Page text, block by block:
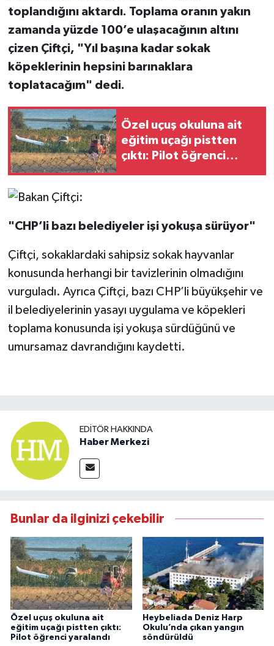
toplandığını aktardı. Toplama oranın yakın
zamanda yüzde 100’e ulaşacağının altını
çizen Çiftçi, "Yıl başına kadar sokak
köpeklerinin hepsini barınaklara
toplatacağım" dedi.
Özel uçuş okuluna ait
eğitim uçağı pistten
çıktı: Pilot öğrenci
"CHP’li bazı belediyeler işi yokuşa sürüyor"
Çiftçi, sokaklardaki sahipsiz sokak hayvanlar
konusunda herhangi bir tavizlerinin olmadığını
vurguladı. Ayrıca Çiftçi, bazı CHP’li büyükşehir ve
il belediyelerinin yasayı uygulama ve köpekleri
toplama konusunda işi yokuşa sürdüğünü ve
umursamaz davrandığını kaydetti.
EDITÖR HAKKINDA
Haber Merkezi
Bunlar da ilginizi çekebilir
Özel uçuş okuluna ait
eğitim uçağı pistten çıktı:
Pilot öğrenci yaralandı
Heybeliada Deniz Harp
Okulu’nda çıkan yangın
söndürüldü